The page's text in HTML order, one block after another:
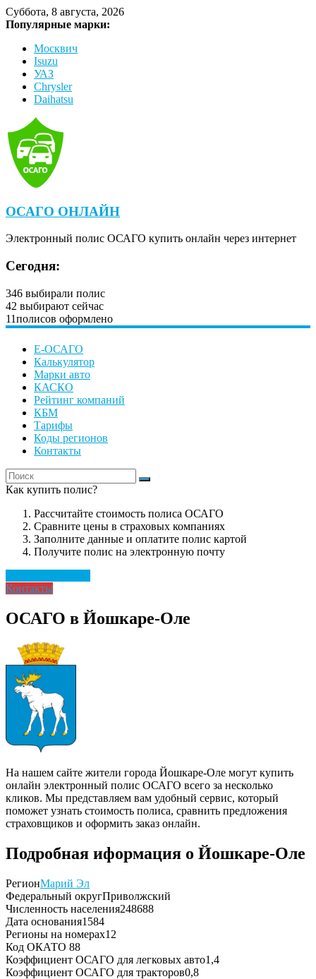
Суббота, 8 августа, 2026
Популярные марки:
Москвич
Isuzu
УАЗ
Chrysler
Daihatsu
ОСАГО ОНЛАЙН
Электронный полис ОСАГО купить онлайн через интернет
Сегодня:
346 выбирали полис
42 выбирают сейчас
11полисов оформлено
Е-ОСАГО
Калькулятор
Марки авто
КАСКО
Рейтинг компаний
КБМ
Тарифы
Коды регионов
Контакты
Как купить полис?
Рассчитайте стоимость полиса ОСАГО
Сравните цены в страховых компаниях
Заполните данные и оплатите полис картой
Получите полис на электронную почту
Контакты
ОСАГО в Йошкаре-Оле
На нашем сайте жители города Йошкаре-Оле могут купить
онлайн электронный полис ОСАГО всего за несколько
кликов. Мы представляем вам удобный сервис, который
поможет узнать стоимость полиса, сравнить предложения
страховщиков и оформить заказ онлайн.
Подробная иформация о Йошкаре-Оле
РегионМарий Эл
Федеральный округПриволжский
Численность населения248688
Дата основания1584
Регионы на номерах12
Код ОКАТО 88
Коэффициент ОСАГО для легковых авто1,4
Коэффициент ОСАГО для тракторов0,8